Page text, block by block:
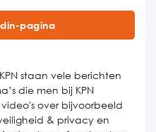
pagina
staan vele berichten
die men bij KPN
over bijvoorbeeld
& privacy en